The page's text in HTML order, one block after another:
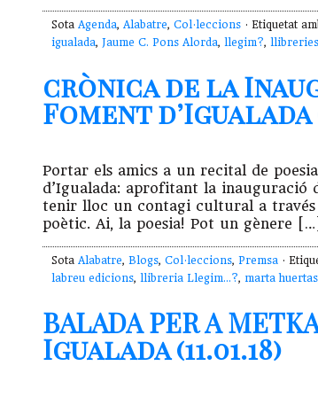
Sota Agenda, Alabatre, Col·leccions · Etiquetat
igualada, Jaume C. Pons Alorda, llegim?, llibreries
crònica de la
Foment d’Igualada
Portar els amics a un recital de
d’Igualada: aprofitant la inauguració
tenir lloc un contagi cultural a través
poètic. Ai, la poesia! Pot un gènere […]
Sota Alabatre, Blogs, Col·leccions, Premsa ·
labreu edicions, llibreria Llegim...?, marta huertas
BALADA PER A
Igualada (11.01.18)